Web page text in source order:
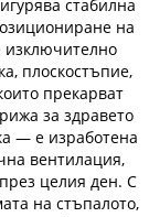
стабилна
на
изключително
плоскостъпие,
прекарват
за здравето
— е изработена
вентилация,
целия ден. С
на стъпалото,